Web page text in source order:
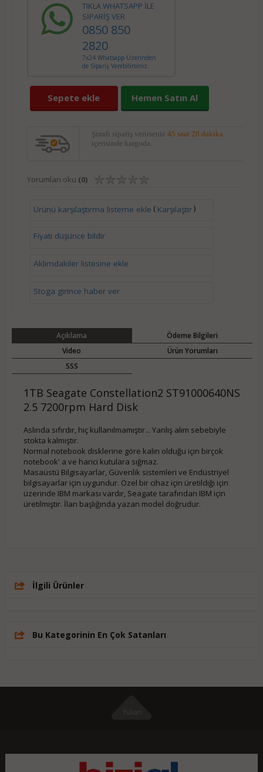
TIKLA WHATSAPP İLE
SİPARİŞ VER
0850 850
2820
7x24 Whatsapp Üzerinden
de Sipariş Verebilirsiniz.
Sepete ekle Hemen Satın Al
Şimdi sipariş verirseniz 45 saat 28 dakika
içerisinde kargoda.
Yorumları oku (0)
Ürünü karşılaştırma listeme ekle ( Karşılaştır)
Fiyatı düşünce bildir
Aklımdakiler listesine ekle
Stoga girince haber ver
Açıklama
Ödeme Bilgileri
Video
Ürün Yorumları
SSS
1TB Seagate Constellation2 ST91000640NS
2.5 7200rpm Hard Disk
Aslında sıfırdır, hiç kullanılmamıştır... Yanlış alım sebebiyle
stokta kalmıştır.
Normal notebook disklerine göre kalın olduğu için birçok
notebook' a ve harici kutulara sığmaz.
Masaüstü Bilgisayarlar, Güvenlik sistemleri ve Endüstriyel
bilgisayarlar için uygundur. Özel bir cihaz için üretildiği için
üzerinde IBM markası vardır, Seagate tarafından IBM için
üretilmiştir. İlan başlığında yazan model doğrudur.
İlgili Ürünler
Bu Kategorinin En Çok Satanları